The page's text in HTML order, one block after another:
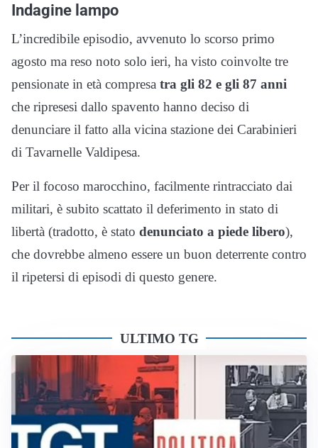
Indagine lampo
L’incredibile episodio, avvenuto lo scorso primo
agosto ma reso noto solo ieri, ha visto coinvolte tre
pensionate in età compresa tra gli 82 e gli 87 anni
che ripresesi dallo spavento hanno deciso di
denunciare il fatto alla vicina stazione dei Carabinieri
di Tavarnelle Valdipesa.
Per il focoso marocchino, facilmente rintracciato dai
militari, è subito scattato il deferimento in stato di
libertà (tradotto, è stato denunciato a piede libero),
che dovrebbe almeno essere un buon deterrente contro
il ripetersi di episodi di questo genere.
ULTIMO TG